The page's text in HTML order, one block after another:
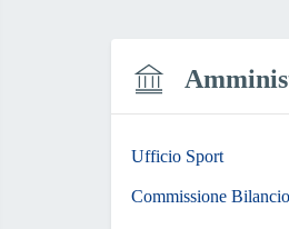
Ufficio Sport
Commissione